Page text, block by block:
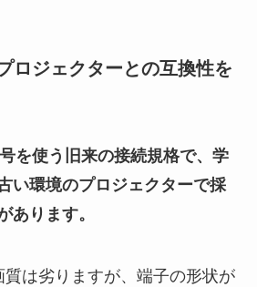
ロジェクターとの互換性を
を使う旧来の接続規格で、学
い環境のプロジェクターで採
あります。
は劣りますが、端子の形状が